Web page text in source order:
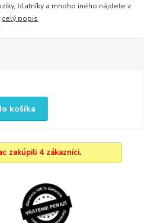
blatníky a mnoho iného nájdete v
celý popis
košíka
zakúpili 4 zákazníci.